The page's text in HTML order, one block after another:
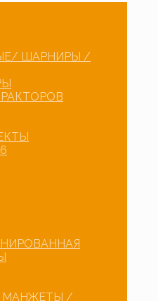
ШАРНИРЫ /
/